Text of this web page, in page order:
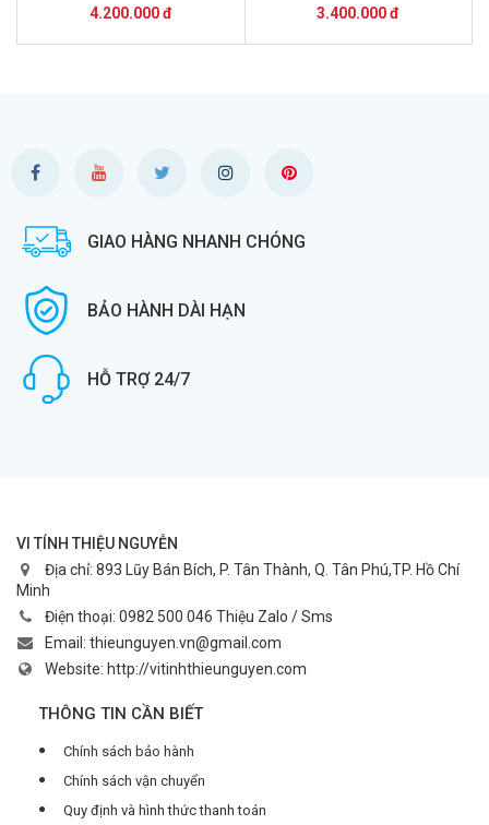
bộ giá 4.2 triệu
4.200.000 đ
bộ giá 3 .4 triệu
3.400.000 đ
GIAO HÀNG NHANH CHÓNG
BẢO HÀNH DÀI HẠN
HỖ TRỢ 24/7
VI TÍNH THIỆU NGUYỄN
Địa chỉ: 893 Lũy Bán Bích, P. Tân Thành, Q. Tân Phú,TP. Hồ Chí
Minh
Điện thoại: 0982 500 046 Thiệu Zalo / Sms
Email: thieunguyen.vn@gmail.com
Website: http://vitinhthieunguyen.com
THÔNG TIN CẦN BIẾT
Chính sách bảo hành
Chính sách vận chuyển
Quy định và hình thức thanh toán